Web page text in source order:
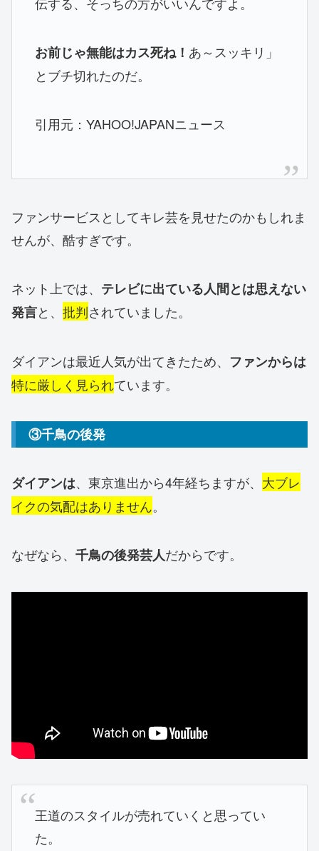
お前じゃ無能はカス死ね！ あ～スッキリ」
とブチ切れたのだ。
引用元：YAHOO!JAPANニュース
ファンサービスとしてキレ芸を見せたのかもしれま
せんが、酷すぎです。
ネット上では、 テレビに出ている人間とは思えない
発言と、 批判されていました。
ダイアンは最近人気が出てきたため、 ファンからは
特に厳しく見られています。
③千鳥の後発
ダイアンは、東京進出から4年経ちますが、 大ブレ
イクの気配はありません。
なぜなら、 千鳥の後発芸人だからです。
王道のスタイルが売れていくと思ってい
た。